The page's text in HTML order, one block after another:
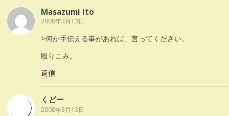
Masazumi Ito
2008年3月13日
>何か手伝える事があれば、言ってください。
殴りこみ。
返信
くどー
2008年3月13日